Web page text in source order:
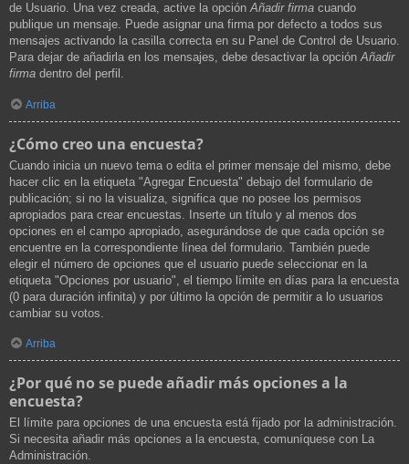
de Usuario. Una vez creada, active la opciónAñadir firma cuando
publique un mensaje. Puede asignar una firma por defecto a todos sus
mensajes activando la casilla correcta en su Panel de Control de Usuario.
Para dejar de añadirla en los mensajes, debe desactivar la opciónAñadir
firma dentro del perfil.
Arriba
¿Cómo creo una encuesta?
Cuando inicia un nuevo tema o edita el primer mensaje del mismo, debe
hacer clic en la etiqueta "Agregar Encuesta" debajo del formulario de
publicación; si no la visualiza, significa que no posee los permisos
apropiados para crear encuestas. Inserte un título y al menos dos
opciones en el campo apropiado, asegurándose de que cada opción se
encuentre en la correspondiente línea del formulario. También puede
elegir el número de opciones que el usuario puede seleccionar en la
etiqueta "Opciones por usuario", el tiempo límite en días para la encuesta
(0 para duración infinita) y por último la opción de permitir a lo usuarios
cambiar su votos.
Arriba
¿Por qué no se puede añadir más opciones a la
encuesta?
El límite para opciones de una encuesta está fijado por la administración.
Si necesita añadir más opciones a la encuesta, comuníquese con La
Administración.